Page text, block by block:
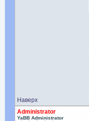
Наверх
Administrator
YaBB Administrator